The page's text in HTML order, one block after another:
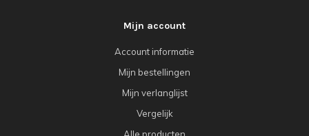
Mijn account
Account informatie
Mijn bestellingen
Mijn verlanglijst
Vergelijk